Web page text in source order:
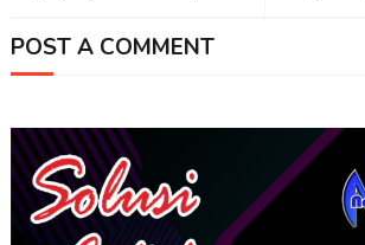
POST A COMMENT